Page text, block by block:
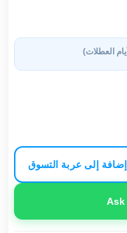
العطلات)
إضافة إلى عربة التسوق